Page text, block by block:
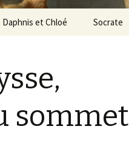
Daphnis et Chloé Socrate
sommet